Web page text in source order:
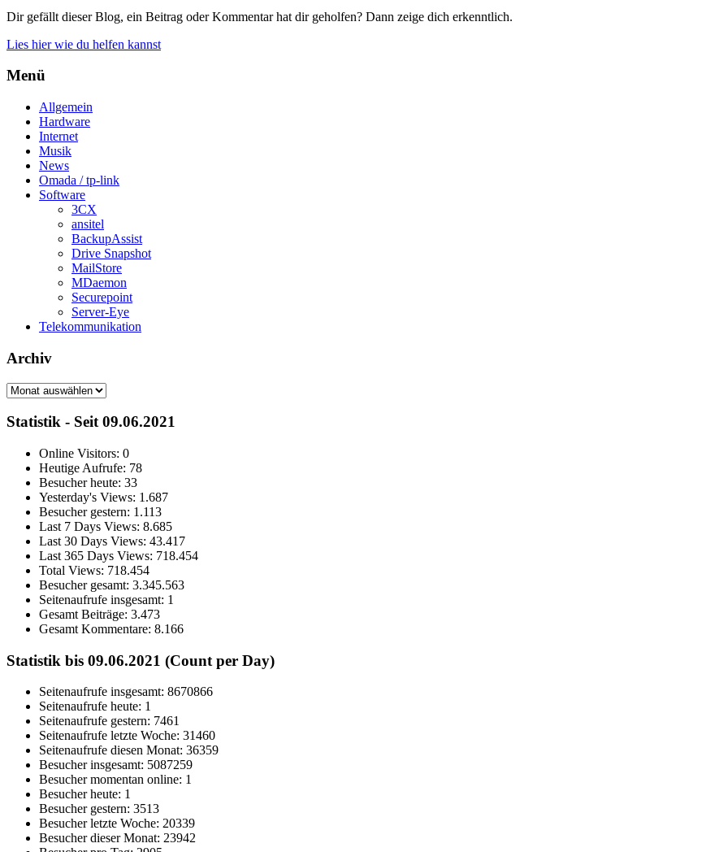
Dir gefällt dieser Blog, ein Beitrag oder Kommentar hat dir geholfen? Dann zeige dich erkenntlich.
Lies hier wie du helfen kannst
Menü
Allgemein
Hardware
Internet
Musik
News
Omada / tp-link
Software
3CX
ansitel
BackupAssist
Drive Snapshot
MailStore
MDaemon
Securepoint
Server-Eye
Telekommunikation
Archiv
Archiv
Statistik - Seit 09.06.2021
Online Visitors: 0
Heutige Aufrufe: 78
Besucher heute: 33
Yesterday's Views: 1.687
Besucher gestern: 1.113
Last 7 Days Views: 8.685
Last 30 Days Views: 43.417
Last 365 Days Views: 718.454
Total Views: 718.454
Besucher gesamt: 3.345.563
Seitenaufrufe insgesamt: 1
Gesamt Beiträge: 3.473
Gesamt Kommentare: 8.166
Statistik bis 09.06.2021 (Count per Day)
Seitenaufrufe insgesamt: 8670866
Seitenaufrufe heute: 1
Seitenaufrufe gestern: 7461
Seitenaufrufe letzte Woche: 31460
Seitenaufrufe diesen Monat: 36359
Besucher insgesamt: 5087259
Besucher momentan online: 1
Besucher heute: 1
Besucher gestern: 3513
Besucher letzte Woche: 20339
Besucher dieser Monat: 23942